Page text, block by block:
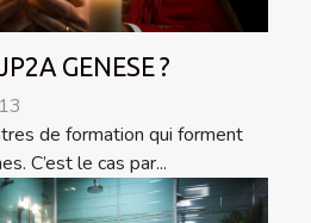
GENESE ?
de formation qui forment
C’est le cas par...